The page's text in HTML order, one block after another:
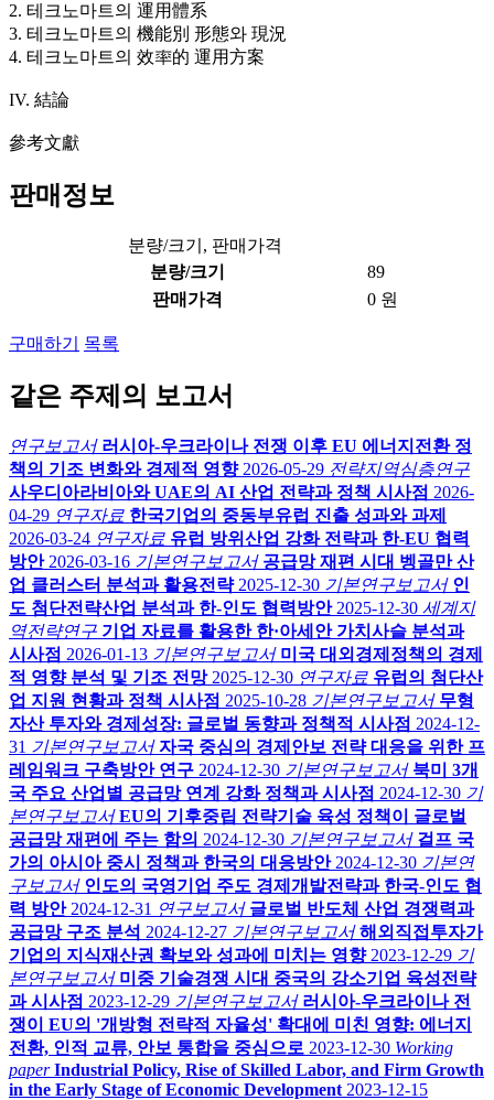
2. 테크노마트의 運用體系
3. 테크노마트의 機能別 形態와 現況
4. 테크노마트의 效率的 運用方案
IV. 結論
參考文獻
판매정보
분량/크기, 판매가격
분량/크기
89
판매가격
0 원
구매하기 목록
같은 주제의 보고서
연구보고서 러시아-우크라이나 전쟁 이후 EU 에너지전환 정
책의 기조 변화와 경제적 영향 2026-05-29 전략지역심층연구
사우디아라비아와 UAE의 AI 산업 전략과 정책 시사점 2026-
04-29 연구자료 한국기업의 중동부유럽 진출 성과와 과제
2026-03-24 연구자료 유럽 방위산업 강화 전략과 한-EU 협력
방안 2026-03-16 기본연구보고서 공급망 재편 시대 벵골만 산
업 클러스터 분석과 활용전략 2025-12-30 기본연구보고서 인
도 첨단전략산업 분석과 한-인도 협력방안 2025-12-30 세계지
역전략연구 기업 자료를 활용한 한·아세안 가치사슬 분석과
시사점 2026-01-13 기본연구보고서 미국 대외경제정책의 경제
적 영향 분석 및 기조 전망 2025-12-30 연구자료 유럽의 첨단산
업 지원 현황과 정책 시사점 2025-10-28 기본연구보고서 무형
자산 투자와 경제성장: 글로벌 동향과 정책적 시사점 2024-12-
31 기본연구보고서 자국 중심의 경제안보 전략 대응을 위한 프
레임워크 구축방안 연구 2024-12-30 기본연구보고서 북미 3개
국 주요 산업별 공급망 연계 강화 정책과 시사점 2024-12-30 기
본연구보고서 EU의 기후중립 전략기술 육성 정책이 글로벌
공급망 재편에 주는 함의 2024-12-30 기본연구보고서 걸프 국
가의 아시아 중시 정책과 한국의 대응방안 2024-12-30 기본연
구보고서 인도의 국영기업 주도 경제개발전략과 한국-인도 협
력 방안 2024-12-31 연구보고서 글로벌 반도체 산업 경쟁력과
공급망 구조 분석 2024-12-27 기본연구보고서 해외직접투자가
기업의 지식재산권 확보와 성과에 미치는 영향 2023-12-29 기
본연구보고서 미중 기술경쟁 시대 중국의 강소기업 육성전략
과 시사점 2023-12-29 기본연구보고서 러시아-우크라이나 전
쟁이 EU의 '개방형 전략적 자율성' 확대에 미친 영향: 에너지
전환, 인적 교류, 안보 통합을 중심으로 2023-12-30 Working
paper Industrial Policy, Rise of Skilled Labor, and Firm Growth
in the Early Stage of Economic Development 2023-12-15